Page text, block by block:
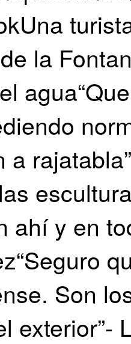
la
a
ahí y en
Son
exterior”-